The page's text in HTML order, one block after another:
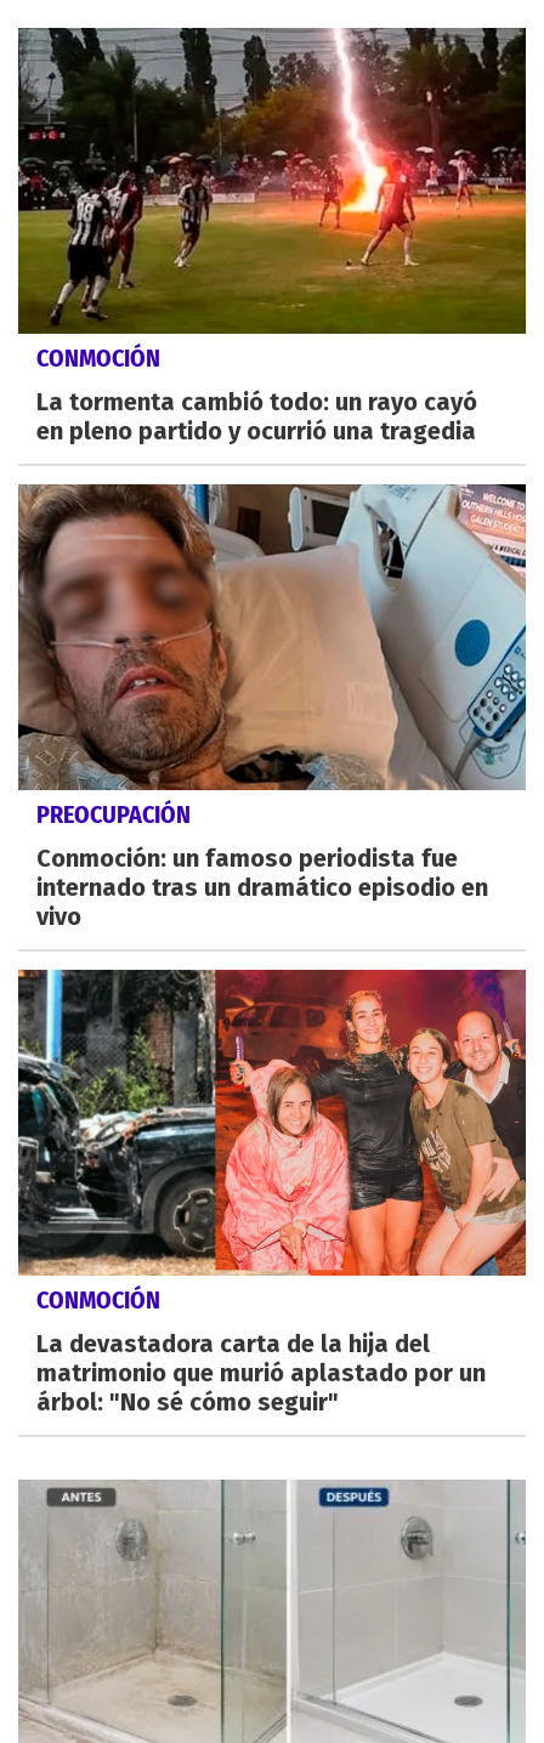
CONMOCIÓN
La tormenta cambió todo: un rayo cayó
en pleno partido y ocurrió una tragedia
PREOCUPACIÓN
Conmoción: un famoso periodista fue
internado tras un dramático episodio en
vivo
CONMOCIÓN
La devastadora carta de la hija del
matrimonio que murió aplastado por un
árbol: "No sé cómo seguir"